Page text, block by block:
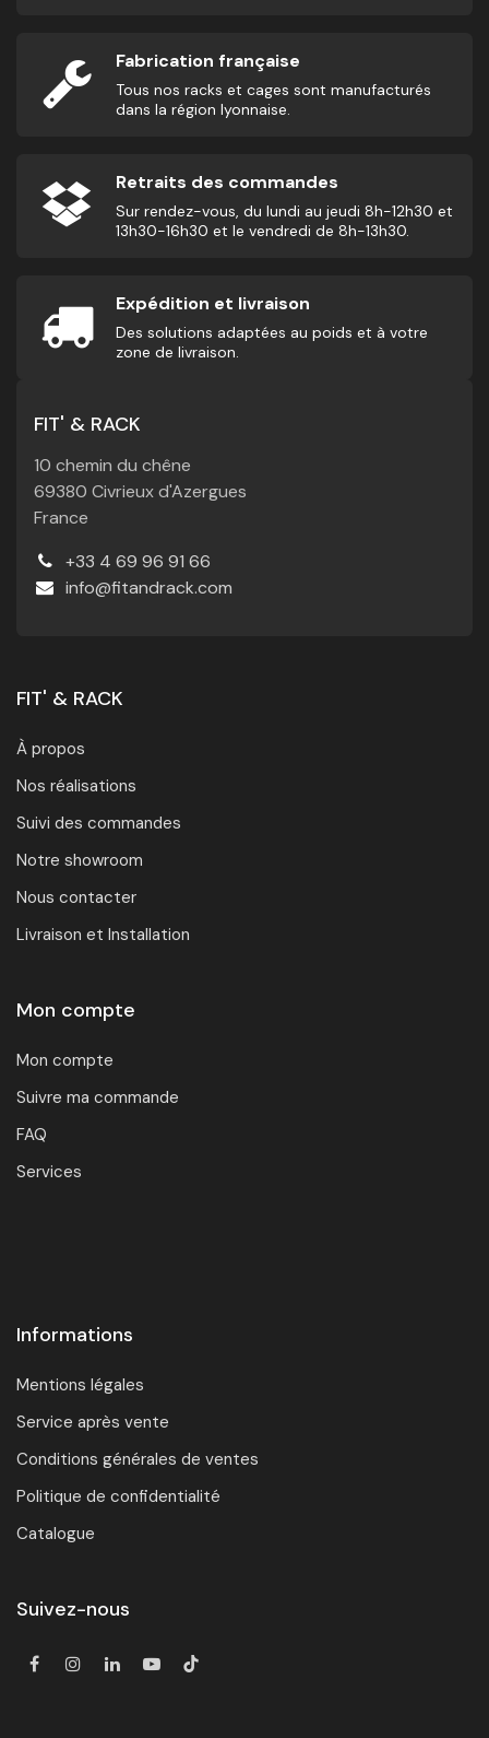
Fabrication française
Tous nos racks et cages sont manufacturés
dans la région lyonnaise.
Retraits des commandes
Sur rendez-vous, du lundi au jeudi 8h-12h30 et
13h30-16h30 et le vendredi de 8h-13h30.
Expédition et livraison
Des solutions adaptées au poids et à votre
zone de livraison.
FIT' & RACK
10 chemin du chêne
69380 Civrieux d'Azergues
France
+33 4 69 96 91 66
info@fitandrack.com
FIT' & RACK
À propos
Nos réalisations
Suivi des commandes
Notre showroom
Nous contacter
Livraison et Installation
Mon compte
Mon compte
Suivre ma commande
FAQ
Services
Informations
Mentions légales
Service après vente
Conditions générales de ventes
Politique de confidentialité
Catalogue
Suivez-nous